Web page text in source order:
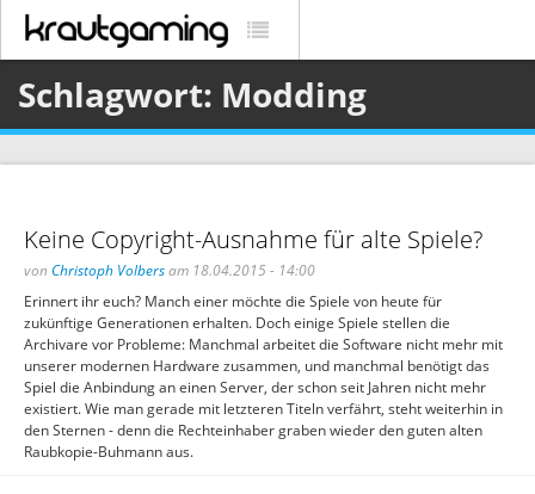
Schlagwort: Modding
Keine Copyright-Ausnahme für alte Spiele?
von Christoph Volbersam 18.04.2015 - 14:00
Erinnert ihr euch? Manch einer möchte die Spiele von heute für
zukünftige Generationen erhalten. Doch einige Spiele stellen die
Archivare vor Probleme: Manchmal arbeitet die Software nicht mehr mit
unserer modernen Hardware zusammen, und manchmal benötigt das
Spiel die Anbindung an einen Server, der schon seit Jahren nicht mehr
existiert. Wie man gerade mit letzteren Titeln verfährt, steht weiterhin in
den Sternen - denn die Rechteinhaber graben wieder den guten alten
Raubkopie-Buhmann aus.